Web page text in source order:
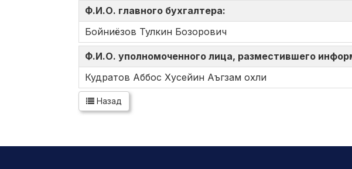
Ф.И.О. главного бухгалтера:
Бойниёзов Тулкин Бозорович
Ф.И.О. уполномоченного лица, разместившего
Кудратов Аббос Хусейин Аъгзам охли
Назад